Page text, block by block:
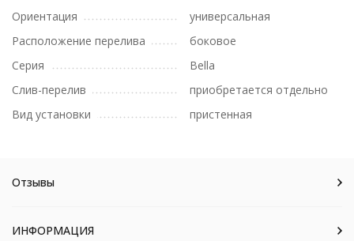
Ориентация
универсальная
Расположение перелива
боковое
Серия
Bella
Слив-перелив
приобретается отдельно
Вид установки
пристенная
Отзывы
ИНФОРМАЦИЯ